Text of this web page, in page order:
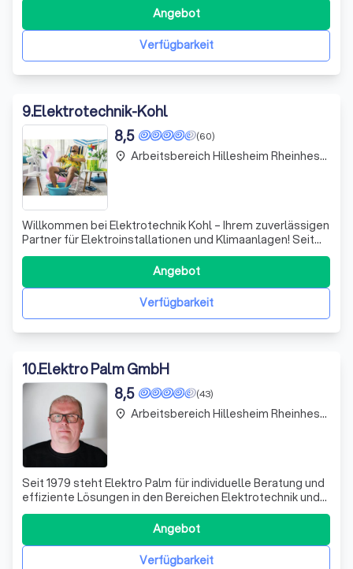
Leidenschaft für Technik und unser Engagement für
Qualität zeichnen uns aus. Wir suchen ständig nach
talentierten Elektronikern (m/w/d), di
Verfügbarkeit
Angebot
9.Elektrotechnik-Kohl
(60)
8,5
Willkommen bei Elektrotechnik Kohl – Ihrem zuverlässigen
Partner für Elektroinstallationen und Klimaanlagen! Seit
unserer Gründung im Jahr 2006 in Eimsheim haben wir uns
kontinuierlich weiterentwickelt und bieten heute
umfassende Dienstleistungen für Privat-, Gewerbe- und
Industriekunden an. Mit einVerfügbarkeit
Angebot
place Arbeitsbereich Hillesheim Rheinhessen
10.Elektro Palm GmbH
(43)
8,5
Seit 1979 steht Elektro Palm für individuelle Beratung und
effiziente Lösungen in den Bereichen Elektrotechnik und
Elektroheizung. Mit Standorten im Rhein-Lahn-Kreis, im
Rhein-Main-Gebiet und zwischen Rhein und Mosel, bieten
wir eine breite Palette an Dienstleistungen an. Ob
klassische ElektrotechniVerfügbarkeit
Angebot
place Arbeitsbereich Hillesheim Rheinhessen